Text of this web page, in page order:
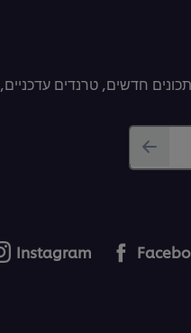
חדשים, טרנדים עדכניים,
Instagram